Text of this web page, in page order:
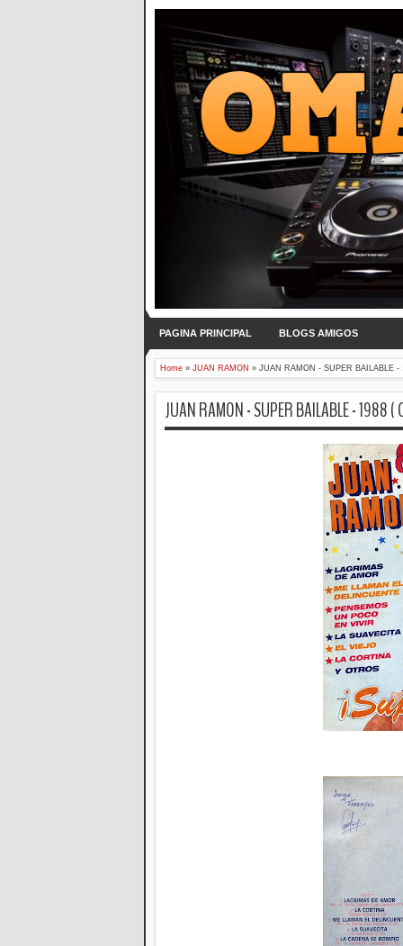
PAGINA PRINCIPAL BLOGS AMIGOS
Home » JUAN RAMON » JUAN RAMON - SUPER BAILABLE
JUAN RAMON - SUPER BAILABLE - 1988 (